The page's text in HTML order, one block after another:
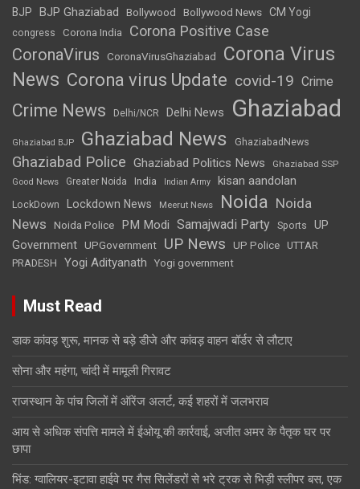
BJP BJP Ghaziabad Bollywood Bollywood News CM Yogi
congress Corona India Corona Positive Case
CoronaVirus CoronaVirusGhaziabad
Corona Virus
News Corona virus Update covid-19 Crime
Crime News Delhi/NCR Delhi News Ghaziabad
Ghaziabad BJP Ghaziabad News GhaziabadNews
Ghaziabad Police Ghaziabad Politics News Ghaziabad SSP
Good News Greater Noida India Indian Army kisan aandolan
LockDown Lockdown News Meerut News Noida Noida
News
Noida Police PM Modi Samajwadi Party Sports
UP
Government UPGovernment UP News UP Police
UTTAR
PRADESH
Yogi Adityanath Yogi government
Must Read
डाक कांवड़ शुरू, मानक से बड़े डीजे और कांवड़ वाहन बॉर्डर से लौटाए
सोना और महंगा, चांदी में मामूली गिरावट
राजस्थान के पांच जिलों में ऑरेंज अलर्ट, कई शहरों में जलभराव
आय से अधिक संपत्ति मामले में ईओयू की कार्रवाई, अजीत अमर के पैतृक घर पर
छापा
भिंड: ग्वालियर-इटावा हाईवे पर गैस सिलेंडरों से भरे ट्रक से भिड़ी स्लीपर बस, एक